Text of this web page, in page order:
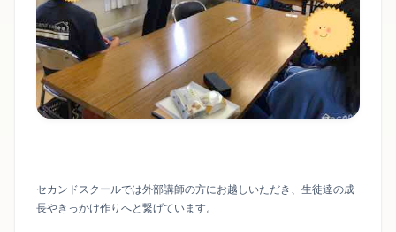
セカンドスクールでは外部講師の方にお越しいただき、生徒達の成
長やきっかけ作りへと繋げています。